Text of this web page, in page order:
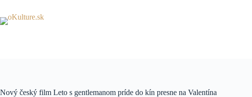
content
Nový český film Leto s gentlemanom príde do kín presne na Valentína